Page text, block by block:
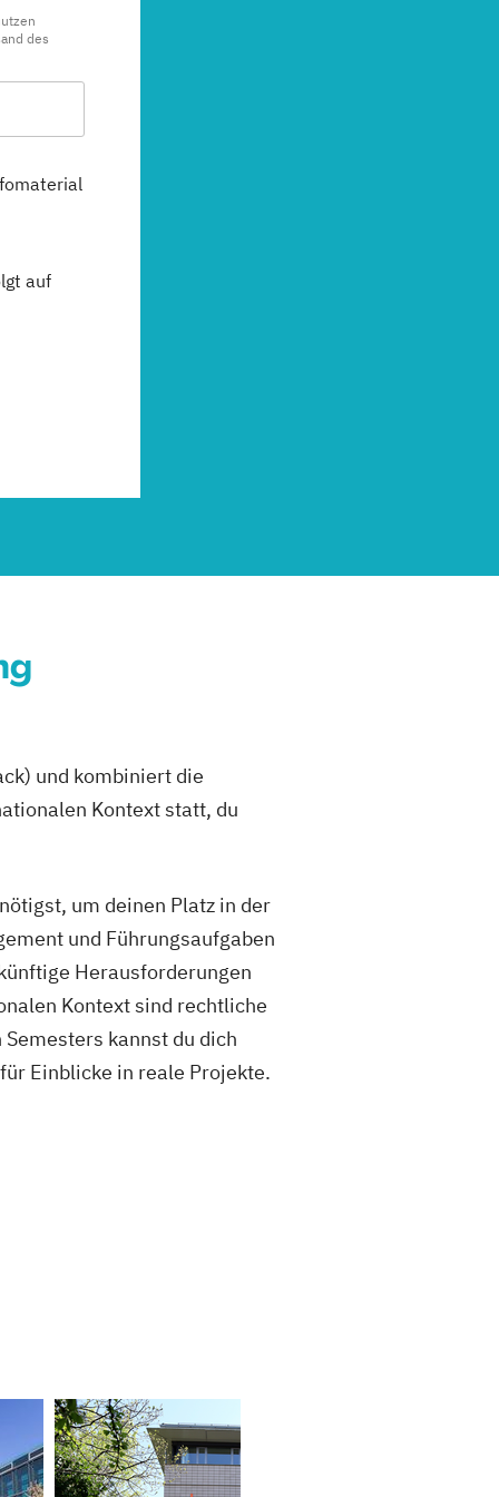
des
auf
und kombiniert die
Kontext statt, du
um deinen Platz in der
und Führungsaufgaben
Herausforderungen
Kontext sind rechtliche
kannst du dich
Einblicke in reale Projekte.